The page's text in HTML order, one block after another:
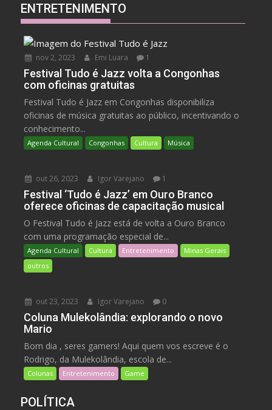
ENTRETENIMENTO
nov 2, 2023 Emi Luara 1
Festival Tudo é Jazz volta a Congonhas
com oficinas gratuitas
Festival Tudo é Jazz em Congonhas disponibiliza
oficinas de música gratuitas ao público, incentivando o
conhecimento...
Agenda Cultural Congonhas Cultura Música
out 26, 2023 Igor Varejano 1
Festival ‘Tudo é Jazz’ em Ouro Branco
oferece oficinas de capacitação musical
O Festival Tudo é Jazz está de volta a Ouro Branco
com uma programação especial de...
Agenda Cultural Cultura Entretenimento
Minas Gerais
outros
out 23, 2023 Igor Varejano 0
Coluna Mulekolândia: explorando o novo
Mario
Bom dia , seres gamers! Aqui quem vos escreve é o
Rodrigo, da Mulekolândia, escola de...
Colunas Entretenimento Game
POLÍTICA